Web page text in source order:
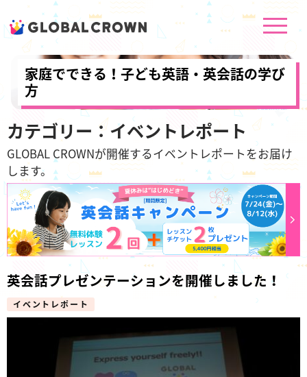
家庭でできる！子ども英語・英会話の学び
方
カテゴリー：イベントレポート
GLOBAL CROWNが開催するイベントレポートをお届け
します。
英会話プレゼンテーションを開催しました！
イベントレポート